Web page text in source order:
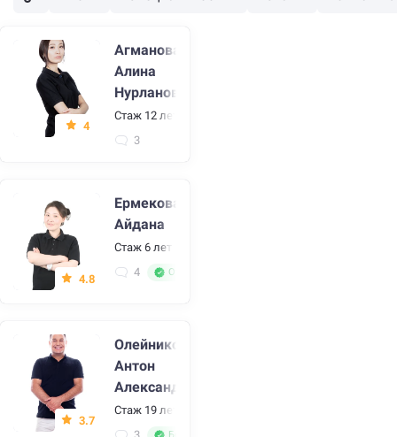
4
Агманова
Алина
Нурлановна
Стаж 12 лет
3
4.8
Ермекова
Айдана
Стаж 6 лет
4
Отличный специалист
3.7
Олейников
Антон
Александрович
Стаж 19 лет
3